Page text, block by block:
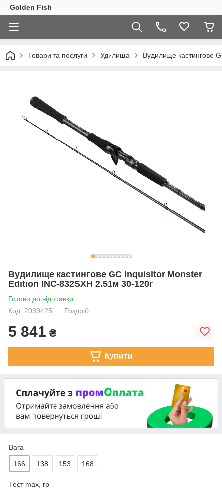
Golden Fish
Товари та послуги Удилища Вудилище кастингове
Вудилище кастингове GC Inquisitor Monster
Edition INC-832SXH 2.51м 30-120г
Готово до відправки
Код: 2039425
Роздріб
5 841 ₴
Купити
Вага
166 138 153 168
Тест max, гр